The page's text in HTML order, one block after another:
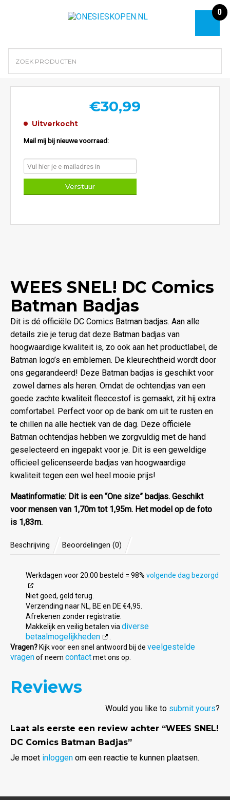
0
€30,99
Uitverkocht
Mail mij bij nieuwe voorraad:
WEES SNEL! DC Comics
Batman Badjas
Dit is dé officiële DC Comics Batman badjas. Aan alle
details zie je terug dat deze Batman badjas van
hoogwaardige kwaliteit is, zo ook aan het productlabel, de
Batman logo’s en emblemen. De kleurechtheid wordt door
ons gegarandeerd! Deze Batman badjas is geschikt voor
zowel dames als heren. Omdat de ochtendjas van een
goede zachte kwaliteit fleecestof is gemaakt, zit hij extra
comfortabel. Perfect voor op de bank om uit te rusten en
te chillen na alle hectiek van de dag. Deze officiële
Batman ochtendjas hebben we zorgvuldig met de hand
geselecteerd en ingepakt voor je. Dit is een geweldige
officieel gelicenseerde badjas van hoogwaardige
kwaliteit tegen een wel heel mooie prijs!
Maatinformatie: Dit is een “One size” badjas. Geschikt
voor mensen van 1,70m tot 1,95m. Het model op de foto
is 1,83m.
Beschrijving Beoordelingen (0)
Werkdagen voor 20:00 besteld = 98% volgende dag bezorgd
Niet goed, geld terug.
Verzending naar NL, BE en DE €4,95.
Afrekenen zonder registratie.
Makkelijk en veilig betalen viadiverse
betaalmogelijkheden
.
Vragen? Kijk voor een snel antwoord bij de veelgestelde
vragenof neem contactmet ons op.
Reviews
Would you like to submit yours?
Laat als eerste een review achter “WEES SNEL!
DC Comics Batman Badjas”
Je moet inloggen om een reactie te kunnen plaatsen.